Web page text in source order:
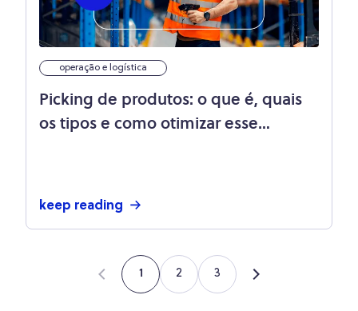
operação e logística
Picking de produtos: o que é, quais
os tipos e como otimizar esse
keep reading
1 2 3